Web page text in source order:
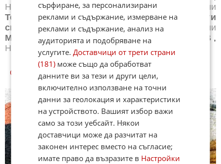
Новини
Баскетбол ,Новини Волейбол
Новини
Тенис
,Новини Бойни спортове ,Новини
Други
спортове ,Новини Лека атлетика
Новини
Моторни спортове , Новини Спортът по ТВ ,
Новини
Зимни спортове
СПОРТ КУИЗОВЕ
сърфиране, за персонализирани
реклами и съдържание, измерване на
реклами и съдържание, анализ на
аудиторията и подобряване на
услугите.Доставчици от трети страни
(181) може също да обработват
данните ви за тези и други цели,
включително използване на точни
данни за геолокация и характеристики
на устройството. Вашият избор важи
само за този уебсайт. Някои
доставчици може да разчитат на
законен интерес вместо на съгласие;
имате право да възразите в Настройки